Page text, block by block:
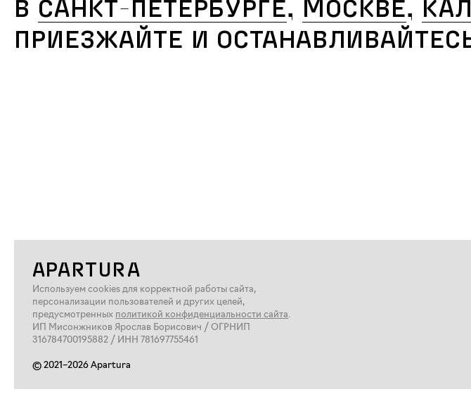
В САНКТ-ПЕТЕРБУРГЕ, МОСКВЕ,
ПРИЕЗЖАЙТЕ И
APARTURA
Используем cookies для корректной работы сайта,
персонализации пользователей и других целей,
предусмотренных политикой конфиденциальности сайта.
ИП Мисонжников Ярослав Борисович / ОГРНИП
316784700195882 / ИНН 781697755461
© 2021–2026 Apartura